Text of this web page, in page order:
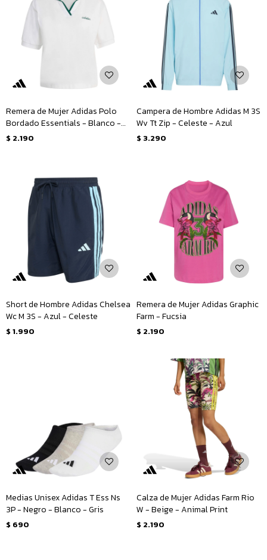
Remera de Mujer Adidas Polo
Bordado Essentials - Blanco -
Verde
$ 2.190
Campera de Hombre Adidas M 3S
Wv Tt Zip - Celeste - Azul
$ 3.290
Short de Hombre Adidas Chelsea
Wc M 3S - Azul - Celeste
$ 1.990
Remera de Mujer Adidas Graphic
Farm - Fucsia
$ 2.190
Medias Unisex Adidas T Ess Ns
3P - Negro - Blanco - Gris
$ 690
Calza de Mujer Adidas Farm Rio
W - Beige - Animal Print
$ 2.190